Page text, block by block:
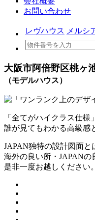
お問い合わせ
レヴハウス メルシ
大阪市阿倍野区桃ヶ
（モデルハウス）
「全てがハイクラス仕様」
誰が見てもわかる高級感
JAPAN独特の設計図面
海外の良い所・JAPANの
是非一度お越しください。